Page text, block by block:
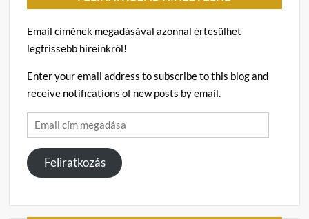
Email címének megadásával azonnal értesülhet
legfrissebb híreinkről!
Enter your email address to subscribe to this blog and
receive notifications of new posts by email.
Email
cím
megadása
Feliratkozás